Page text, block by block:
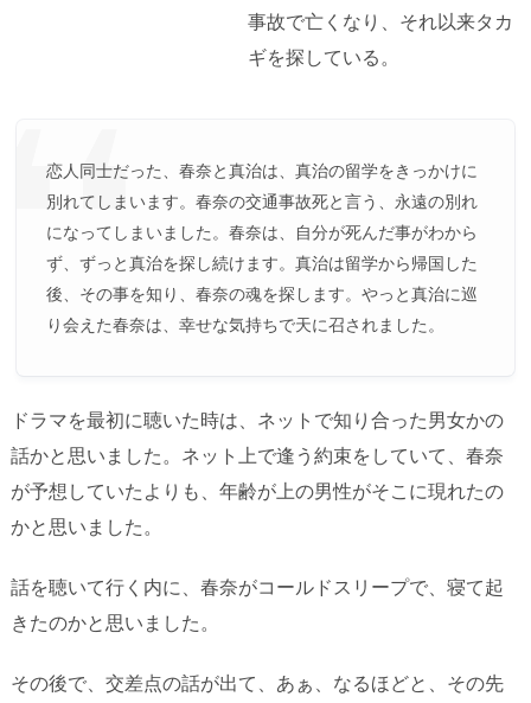
事故で亡くなり、それ以来タカ
ギを探している。
恋人同士だった、春奈と真治は、真治の留学をきっかけに
別れてしまいます。春奈の交通事故死と言う、永遠の別れ
になってしまいました。春奈は、自分が死んだ事がわから
ず、ずっと真治を探し続けます。真治は留学から帰国した
後、その事を知り、春奈の魂を探します。やっと真治に巡
り会えた春奈は、幸せな気持ちで天に召されました。
ドラマを最初に聴いた時は、ネットで知り合った男女かの
話かと思いました。ネット上で逢う約束をしていて、春奈
が予想していたよりも、年齢が上の男性がそこに現れたの
かと思いました。
話を聴いて行く内に、春奈がコールドスリープで、寝て起
きたのかと思いました。
その後で、交差点の話が出て、あぁ、なるほどと、その先